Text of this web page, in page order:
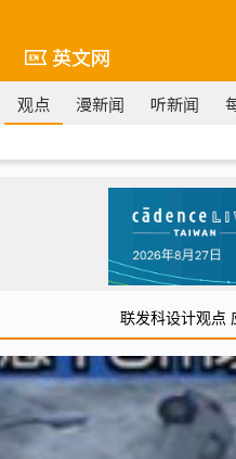
英文网
观点 漫新闻 听新闻
联发科设计观点